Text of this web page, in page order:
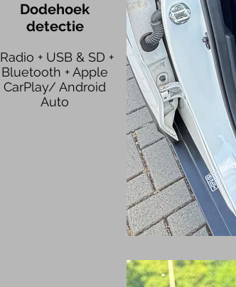
Dodehoek
detectie
Radio + USB & SD +
Bluetooth + Apple
CarPlay/ Android
Auto